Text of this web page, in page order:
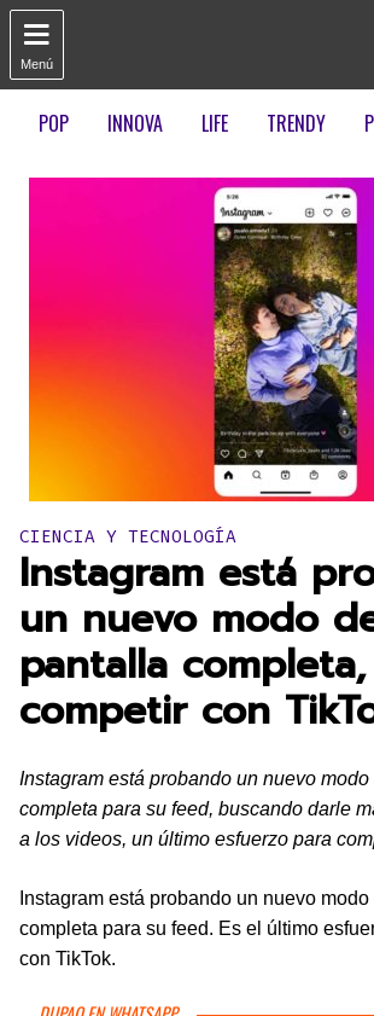

Menú
POP INNOVA LIFE TRENDY
Publicado en:
CIENCIA Y TECNOLOGÍA
Instagram está
un nuevo modo
pantalla
competir con
Instagram está probando un nuevo
completa para su feed, buscando darle
a los videos, un último esfuerzo para
Instagram está probando un nuevo
completa para su feed. Es el último
con TikTok.